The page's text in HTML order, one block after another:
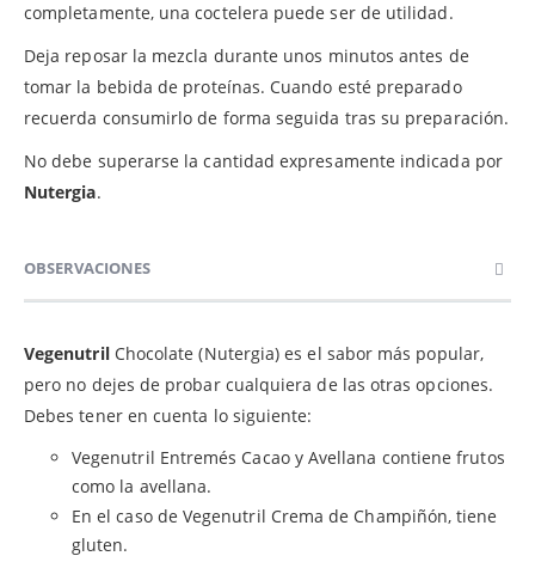
completamente, una coctelera puede ser de utilidad.
Deja reposar la mezcla durante unos minutos antes de
tomar la bebida de proteínas. Cuando esté preparado
recuerda consumirlo de forma seguida tras su preparación.
No debe superarse la cantidad expresamente indicada por
Nutergia.
OBSERVACIONES
VegenutrilChocolate (Nutergia) es el sabor más popular,
pero no dejes de probar cualquiera de las otras opciones.
Debes tener en cuenta lo siguiente:
Vegenutril Entremés Cacao y Avellana contiene frutos
como la avellana.
En el caso de Vegenutril Crema de Champiñón, tiene
gluten.